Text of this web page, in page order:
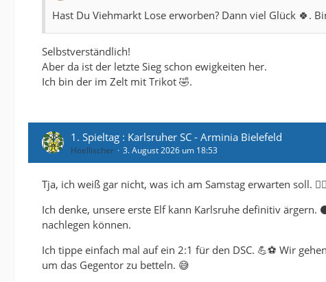
Hast Du Viehmarkt Lose erworben? Dann viel Glück 🍀.
Selbstverständlich!
Aber da ist der letzte Sieg schon ewigkeiten her.
Ich bin der im Zelt mit Trikot 🤣.
1. Spieltag : Karlsruher SC - Arminia Bielefeld
Hoellischer 3. August 2026 um 18:53
Tja, ich weiß gar nicht, was ich am Samstag erwarten soll. 🤷‍♂️
Ich denke, unsere erste Elf kann Karlsruhe definitiv
nachlegen können.
Ich tippe einfach mal auf ein 2:1 für den DSC. 💪⚽ Wir
um das Gegentor zu betteln. 😅